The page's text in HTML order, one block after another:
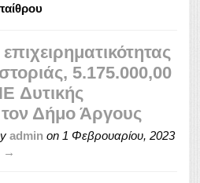
5.175.000,00
Δυτικής
Δήμο Άργους
admin on 1 Φεβρουαρίου, 2023
→